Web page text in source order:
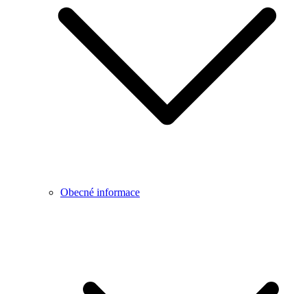
Obecné informace